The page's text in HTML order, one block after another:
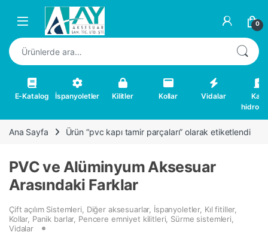
Skip to navigation
Skip to content
0
Ara:
E-Katalog İspanyoletler Kilitler Kollar Vidalar
Kapı
Ana Sayfa Ürün “pvc kapı tamir parçaları” olarak etiketlendi
PVC ve Alüminyum Aksesuar
Arasındaki Farklar
Çift açılım Sistemleri Diğer aksesuarlar, İspanyoletler, Kıl fitiller,
Kollar, Panik barlar, Pencere emniyet kilitleri Sürme sistemleri
Vidalar